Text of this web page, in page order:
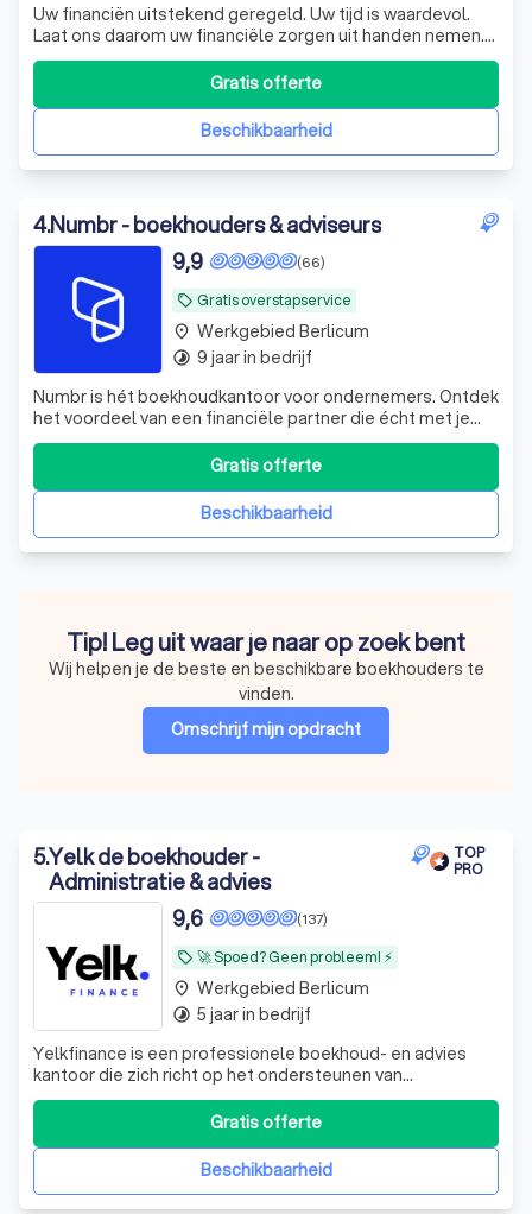
Uw financiën uitstekend geregeld. Uw tijd is waardevol.
Laat ons daarom uw financiële zorgen uit handen nemen.
De experts van KroessVisser beheren al uw financiële
processen van A tot Z, zodat u met een gerust hart kunt
ondernemen. KroessVisser | Finance - Tax - Advisory ☎️
Plan een GRATIS ADVIESBeschikbaarheid
Gratis offerte
4.Numbr - boekhouders & adviseurs
local_offer Gratis overstapservice
(66)
9,9
Numbr is hét boekhoudkantoor voor ondernemers. Ontdek
het voordeel van een financiële partner die écht met je
meedenkt. En dat voor een vast bedrag per maand,
zonder verrassingen. Stap nu gratis over.
Beschikbaarheid
Gratis offerte
place Werkgebied Berlicum
timelapse 9 jaar in bedrijf
Tip! Leg uit waar je naar op zoek bent
Wij helpen je de beste en beschikbare boekhouders te
vinden.
Omschrijf mijn opdracht
5.Yelk de boekhouder -
Administratie & advies
TOP
PRO
local_offer 🚀 Spoed? Geen probleem! ⚡
(137)
9,6
Yelkfinance is een professionele boekhoud- en advies
kantoor die zich richt op het ondersteunen van
ondernemers en bedrijven in Nederland, maar wij helpen
ook particulieren met hun inkomstenbelasting. Met onze
expertise in financiële administratie, belastingadvies en
bedrijfsoptimalisatie helpen wij
Beschikbaarheid
Gratis offerte
place Werkgebied Berlicum
timelapse 5 jaar in bedrijf